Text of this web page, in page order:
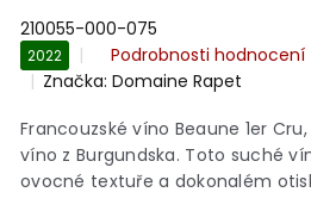
210055-000-075
2022
Průměrné
hodnocení
je
z
5
Podrobnosti hodnocení
Značka:Domaine Rapet
Francouzské víno Beaune 1er
víno z Burgundska. Toto suché
ovocné textuře a dokonalém